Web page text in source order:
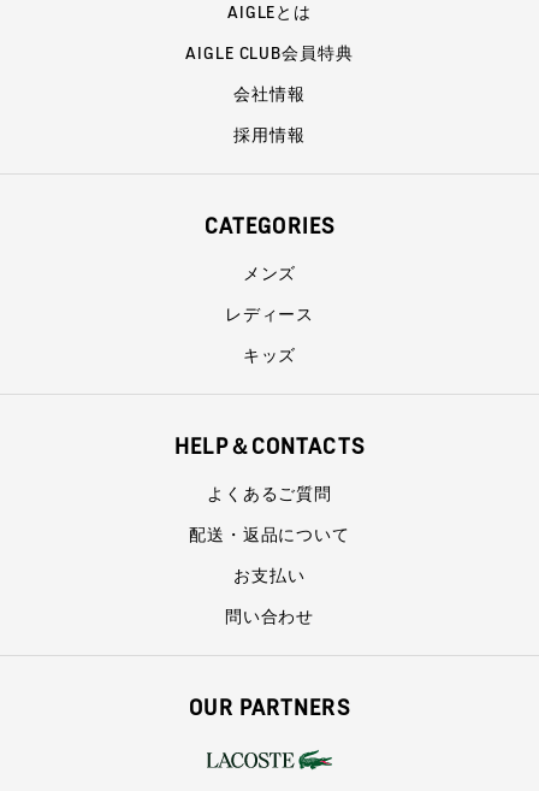
AIGLEとは
AIGLE CLUB会員特典
会社情報
採用情報
CATEGORIES
メンズ
レディース
キッズ
HELP＆CONTACTS
よくあるご質問
配送・返品について
お支払い
問い合わせ
OUR PARTNERS